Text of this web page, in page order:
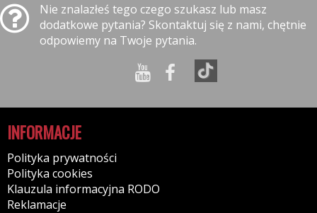
Nie znalazłeś tego czego szukasz lub masz
dodatkowe pytania? Skontaktuj się z nami, chętnie
odpowiemy na Twoje pytania.
INFORMACJE
Polityka prywatności
Polityka cookies
Klauzula informacyjna RODO
Reklamacje